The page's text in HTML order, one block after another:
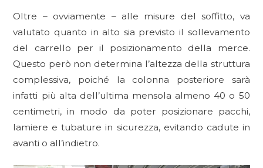
Oltre – ovviamente – alle misure del soffitto, va
valutato quanto in alto sia previsto il sollevamento
del carrello per il posizionamento della merce.
Questo però non determina l’altezza della struttura
complessiva, poiché la colonna posteriore sarà
infatti più alta dell’ultima mensola almeno 40 o 50
centimetri, in modo da poter posizionare pacchi,
lamiere e tubature in sicurezza, evitando cadute in
avanti o all’indietro.